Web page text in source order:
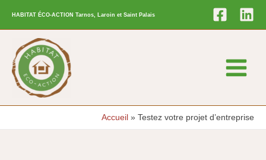
contenu
HABITAT ÉCO-ACTION Tarnos, Laroin et Saint Palais
Main
Accueil Testez votre projet d’entreprise